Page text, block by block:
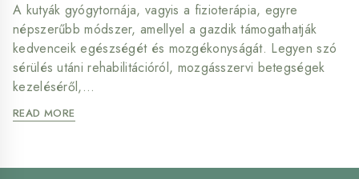
A kutyák gyógytornája, vagyis a fizioterápia, egyre
népszerűbb módszer, amellyel a gazdik támogathatják
kedvenceik egészségét és mozgékonyságát. Legyen szó
sérülés utáni rehabilitációról, mozgásszervi betegségek
kezeléséről,…
READ MORE
TÁMOGATJA